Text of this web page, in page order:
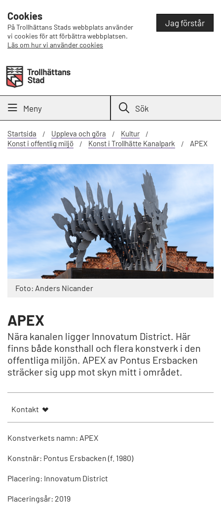
Cookies
På Trollhättans Stads webbplats använder
vi cookies för att förbättra webbplatsen.
Läs om hur vi använder cookies
Jag förstår
Meny Sök
Startsida Uppleva och göra
Kultur
Konst i offentlig miljö
Konst i Trollhätte Kanalpark APEX
Foto: Anders Nicander
APEX
Nära kanalen ligger Innovatum District. Här
finns både konsthall och flera konstverk i den
offentliga miljön. APEX av Pontus Ersbacken
sträcker sig upp mot skyn mitt i området.
Kontakt
Konstverkets namn: APEX
Konstnär: Pontus Ersbacken (f. 1980)
Placering: Innovatum District
Placeringsår: 2019